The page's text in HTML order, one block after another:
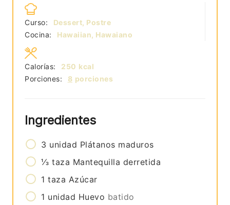
Curso:
Dessert, Postre
Cocina:
Hawaiian, Hawaiano
Porciones: 8 porciones
Calorías: 250 kcal
Ingredientes
3 unidad Plátanos maduros
⅓ taza Mantequilla derretida
1 taza Azúcar
1 unidad Huevo batido